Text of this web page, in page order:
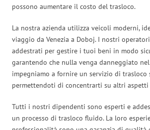
possono aumentare il costo del trasloco.
La nostra azienda utilizza veicoli moderni,
viaggio da Venezia a Doboj. I nostri
addestrati per gestire i tuoi beni in modo
garantendo che nulla venga danneggiato nel
impegniamo a fornire un servizio di trasloco
permettendoti di concentrarti su altri
Tutti i nostri dipendenti sono esperti e
un processo di trasloco fluido. La loro